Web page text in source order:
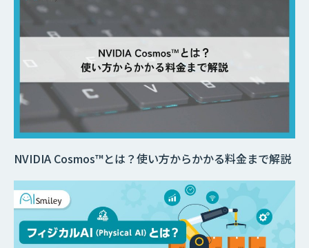
NVIDIA Cosmos™とは？使い方からかかる料金まで解説